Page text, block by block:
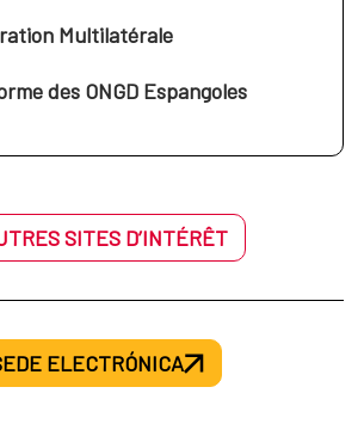
Multilatérale
des ONGD Espangoles
SITES D’INTÉRÊT
ELECTRÓNICA